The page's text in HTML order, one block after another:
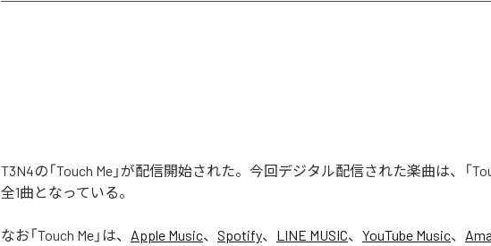
T3N4の「Touch Me」が配信開始された。今回デジタル配信された楽曲は、「
全1曲となっている。
なお「Touch Me 」は、 Apple Music、 Spotify、 LINE MUSIC、 YouTube Music、